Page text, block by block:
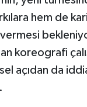
hem de
koreografi
açıdan da